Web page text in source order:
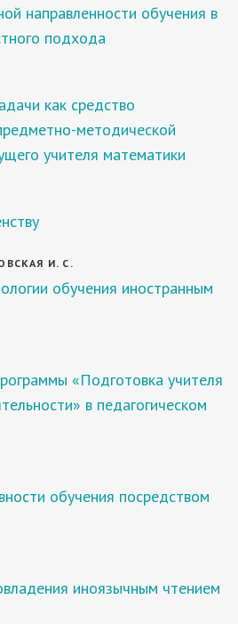
направленности обучения в
подхода
как средство
методической
учителя математики
И. С.
обучения иностранным
«Подготовка учителя
в педагогическом
обучения посредством
иноязычным чтением